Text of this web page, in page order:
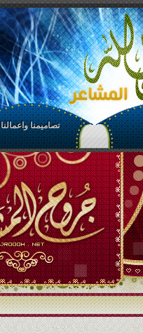
تصاميمنا واعمالنا